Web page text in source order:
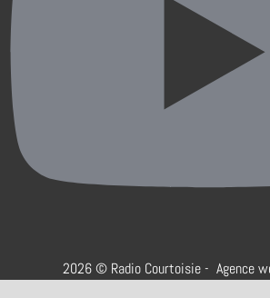
2026 © Radio Courtoisie - Agence